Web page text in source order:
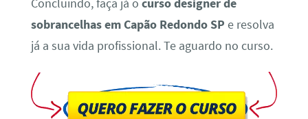
Concluindo, faça já o curso designer de
sobrancelhas em Capão Redondo SP e resolva
já a sua vida profissional. Te aguardo no curso.